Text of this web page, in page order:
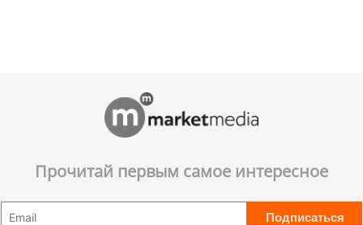
Прочитай первым самое интересное
Подписаться